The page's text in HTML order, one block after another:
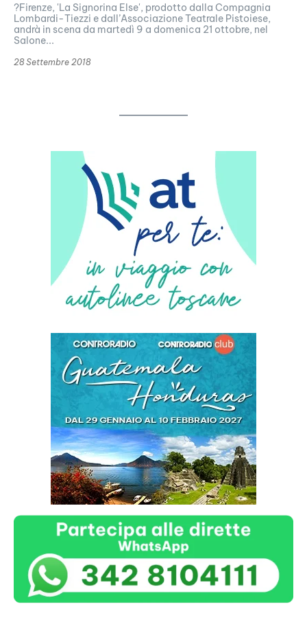
?Firenze, 'La Signorina Else', prodotto dalla Compagnia
Lombardi-Tiezzi e dall’Associazione Teatrale Pistoiese,
andrà in scena da martedì 9 a domenica 21 ottobre, nel
Salone...
28 Settembre 2018